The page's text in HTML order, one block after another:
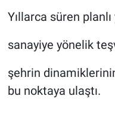
Yıllarca süren planlı
sanayiye yönelik
şehrin
bu noktaya ulaştı.